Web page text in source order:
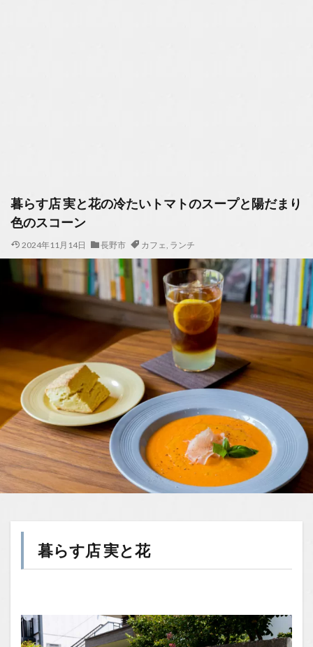
暮らす店 実と花の冷たいトマトのスープと陽だまり
色のスコーン
2024年11月14日 長野市 カフェ, ランチ
暮らす店 実と花